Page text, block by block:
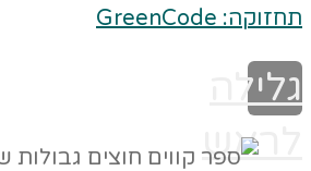
תחזוקה: GreenCode
גלילה
לראש